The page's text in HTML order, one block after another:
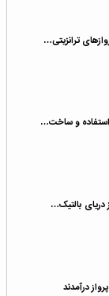
ترانزیتی…
استفاده و ساخت…
دریای بالتیک…
درآمدند